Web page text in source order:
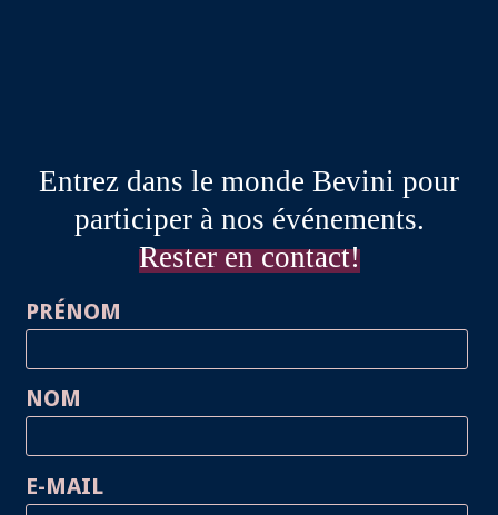
Entrez dans le monde Bevini pour
participer à nos événements.
Rester en contact!
PRÉNOM
NOM
E-MAIL